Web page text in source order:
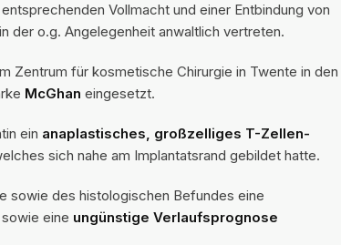
Vollmacht und einer Entbindung von
der o.g. Angelegenheit anwaltlich vertreten.
Zentrum für kosmetische Chirurgie in Twente in den
McGhan eingesetzt.
ein anaplastisches, großzelliges T-Zellen-
sich nahe am Implantatsrand gebildet hatte.
sowie des histologischen Befundes eine
sowie eine ungünstige Verlaufsprognose